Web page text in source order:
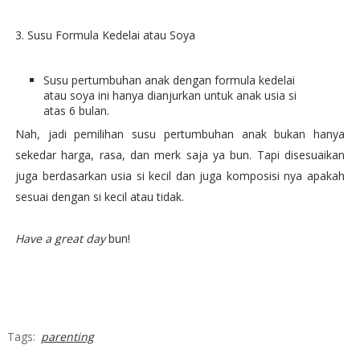
3. Susu Formula Kedelai atau Soya
Susu pertumbuhan anak dengan formula kedelai
atau soya ini hanya dianjurkan untuk anak usia si
atas 6 bulan.
Nah, jadi pemilihan susu pertumbuhan anak bukan hanya
sekedar harga, rasa, dan merk saja ya bun. Tapi disesuaikan
juga berdasarkan usia si kecil dan juga komposisi nya apakah
sesuai dengan si kecil atau tidak.
Have a great daybun!
Tags: parenting